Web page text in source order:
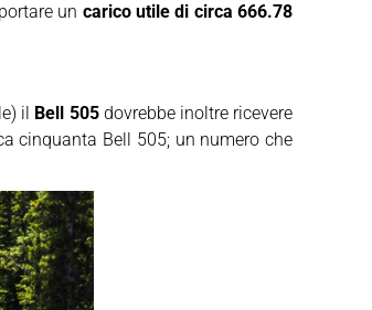
un carico utile di circa 666.78
il Bell 505dovrebbe inoltre ricevere
cinquanta Bell 505; un numero che